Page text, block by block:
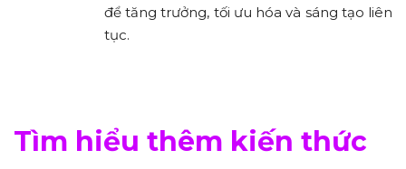
để tăng trưởng, tối ưu hóa và sáng tạo liên
tục.
Tìm hiểu thêm kiến thức